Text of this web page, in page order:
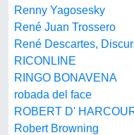
Renny Yagosesky
René Juan Trossero
René Descartes,
RICONLINE
RINGO BONAVENA
robada del face
ROBERT D'
Robert Browning